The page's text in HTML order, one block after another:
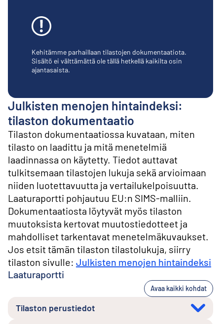
Kehitämme parhaillaan tilastojen dokumentaatiota.
Sisältö ei välttämättä ole tällä hetkellä kaikilta osin
ajantasaista.
Julkisten menojen hintaindeksi:
tilaston dokumentaatio
Tilaston dokumentaatiossa kuvataan, miten
tilasto on laadittu ja mitä menetelmiä
laadinnassa on käytetty. Tiedot auttavat
tulkitsemaan tilastojen lukuja sekä arvioimaan
niiden luotettavuutta ja vertailukelpoisuutta.
Laaturaportti pohjautuu EU:n SIMS-malliin.
Dokumentaatiosta löytyvät myös tilaston
muutoksista kertovat muutostiedotteet ja
mahdolliset tarkentavat menetelmäkuvaukset.
Jos etsit tämän tilaston tilastolukuja, siirry
tilaston sivulle: Julkisten menojen hintaindeksi
Laaturaportti
Avaa kaikki kohdat
Tilaston perustiedot